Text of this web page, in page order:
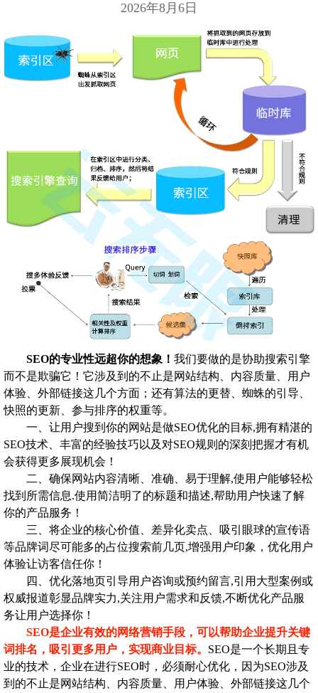
2026年8月6日
SEO的专业性远超你的想象！ 我们要做的是协助搜索引擎
而不是欺骗它！它涉及到的不止是网站结构、内容质量、用户
体验、外部链接这几个方面；还有算法的更替、蜘蛛的引导、
快照的更新、参与排序的权重等。
一、让用户搜到你的网站是做SEO优化的目标,拥有精湛的
SEO技术、丰富的经验技巧以及对SEO规则的深刻把握才有机
会获得更多展现机会！
二、确保网站内容清晰、准确、易于理解,使用户能够轻松
找到所需信息.使用简洁明了的标题和描述,帮助用户快速了解
你的产品服务！
三、将企业的核心价值、差异化卖点、吸引眼球的宣传语
等品牌词尽可能多的占位搜索前几页,增强用户印象，优化用户
体验让访客信任你！
四、优化落地页引导用户咨询或预约留言,引用大型案例或
权威报道彰显品牌实力,关注用户需求和反馈,不断优化产品服
务让用户选择你！
SEO是企业有效的网络营销手段，可以帮助企业提升关键
词排名，吸引更多用户，实现商业目标。 SEO是一个长期且专
业的技术，企业在进行SEO时，必须耐心优化，因为SEO涉及
到的不止是网站结构、内容质量、用户体验、外部链接这几个